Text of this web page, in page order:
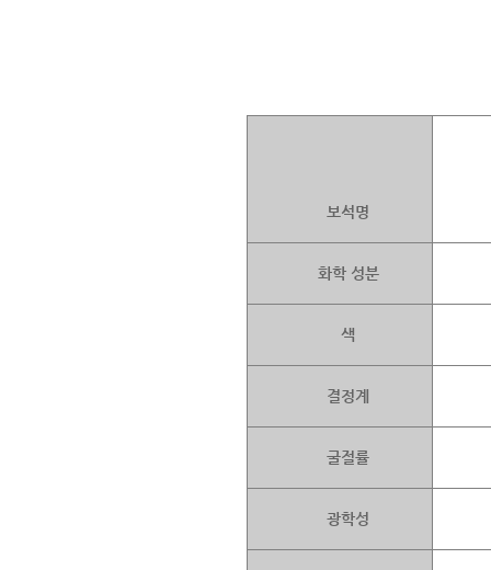
보석명
화학 성분
색
결정계
굴절률
광학성